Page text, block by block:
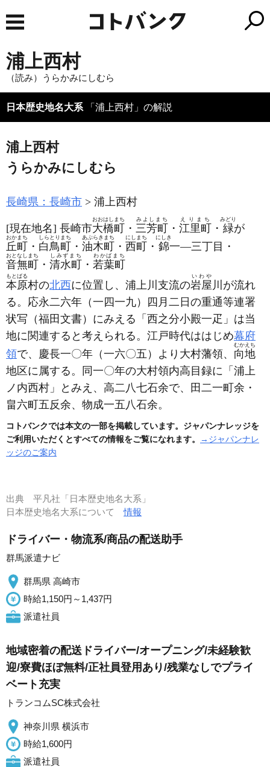
浦上西村
（読み）うらかみにしむら
日本歴史地名大系 「浦上西村」の解説
浦上西村
うらかみにしむら
長崎県：長崎市 浦上西村
[現在地名] 長崎市大橋町
おおはしまち
・ 三芳町
みよしまち
・ 江里町
えりまち
・ 緑
みどり
が
丘町
おかまち
・ 白鳥町
しらとりまち
・ 油木町
あぶらきまち
・ 西町
にしまち
・ 錦
にしき
一―三丁目・
音無町
おとなしまち
・ 清水町
しみずまち
・ 若葉町
わかばまち
本原
もとばる
村の北西に位置し、浦上川支流の岩屋
いわや
川が流れ
る。応永二六年 （一四一九）
四月二日の重通等連署
状写 （福田文書） にみえる「西之分小殿一疋」は当
地に関連すると考えられる。江戸時代ははじめ幕府
領で、慶長一〇年 （一六〇五） より大村藩領、 向地
むかえち
地区に属する。同一〇年の大村領内高目録に「浦上
ノ内西村」とみえ、高二八七石余で、田二一町余・
畠六町五反余、物成一五八石余。
コトバンクでは本文の一部を掲載しています。ジャパンナレッジを
ご利用いただくとすべての情報をご覧になれます。
→ジャパンナレ
ッジのご案内
出典 平凡社「日本歴史地名大系」
日本歴史地名大系について情報
ドライバー・物流系/商品の配送助手
群馬派遣ナビ
群馬県 高崎市
時給1,150円～1,437円
派遣社員
地域密着の配送ドライバー/オープニング/未経験歓
迎/寮費ほぼ無料/正社員登用あり/残業なしでプライ
ベート充実
トランコムSC株式会社
神奈川県 横浜市
時給1,600円
派遣社員